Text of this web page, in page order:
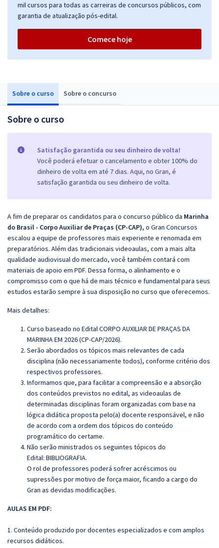
Sobre o curso Sobre o concurso
Sobre o curso
Satisfação garantida ou seu dinheiro de volta!
Você poderá efetuar o cancelamento e obter 100% do
dinheiro de volta em até 7 dias. Aqui, no Gran, é
satisfação garantida ou seu dinheiro de volta.
A fim de preparar os candidatos para o concurso público da Marinha
do Brasil - Corpo Auxiliar de Praças (CP-CAP), o Gran Concursos
escalou a equipe de professores mais experiente e renomada em
preparatórios. Além das tradicionais videoaulas, com a mais alta
qualidade audiovisual do mercado, você também contará com
materiais de apoio em PDF. Dessa forma, o alinhamento e o
compromisso com o que há de mais técnico e fundamental para seus
estudos estarão sempre à sua disposição no curso que oferecemos.
Mais detalhes:
Curso baseado no Edital CORPO AUXILIAR DE PRAÇAS DA
MARINHA EM 2026 (CP-CAP/2026).
Serão abordados os tópicos mais relevantes de cada
disciplina (não necessariamente todos), conforme critério dos
respectivos professores.
Informamos que, para facilitar a compreensão e a absorção
dos conteúdos previstos no edital, as videoaulas de
determinadas disciplinas foram organizadas com base na
lógica didática proposta pelo(a) docente responsável, e não
de acordo com a ordem dos tópicos do conteúdo
programático do certame.
Não serão ministrados os seguintes tópicos do
Edital: BIBLIOGRAFIA.
O rol de professores poderá sofrer acréscimos ou
supressões por motivo de força maior, ficando a cargo do
Gran as devidas modificações.
AULAS EM PDF:
1. Conteúdo produzido por docentes especializados e com amplos
recursos didáticos.
mil cursos para todas as carreiras de concursos públicos, com
garantia de atualização pós-edital.
Comece hoje